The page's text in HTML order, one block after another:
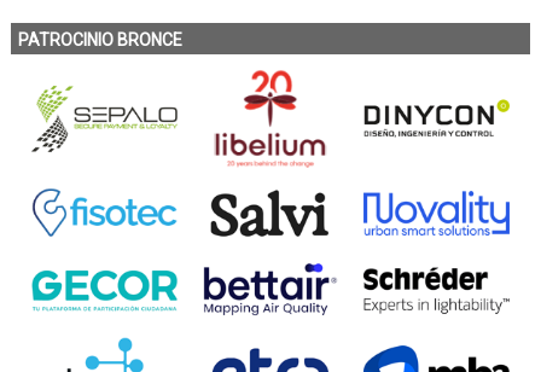
PATROCINIO BRONCE